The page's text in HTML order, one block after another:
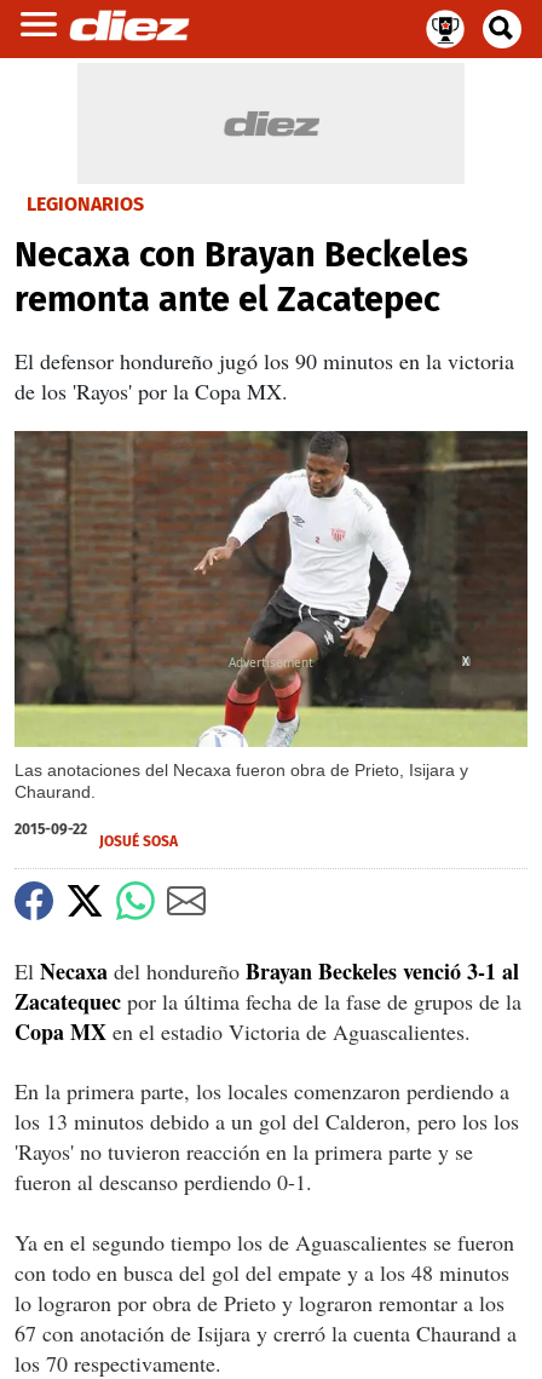
LEGIONARIOS
Necaxa con Brayan Beckeles
remonta ante el Zacatepec
El defensor hondureño jugó los 90 minutos en la victoria
de los 'Rayos' por la Copa MX.
Las anotaciones del Necaxa fueron obra de Prieto, Isijara y
Chaurand.
X
2015-09-22
JOSUÉ SOSA
El Necaxa del hondureño Brayan Beckeles venció 3-1 al
Zacatequec por la última fecha de la fase de grupos de la
Copa MX en el estadio Victoria de Aguascalientes.
En la primera parte, los locales comenzaron perdiendo a
los 13 minutos debido a un gol del Calderon, pero los los
'Rayos' no tuvieron reacción en la primera parte y se
fueron al descanso perdiendo 0-1.
Ya en el segundo tiempo los de Aguascalientes se fueron
con todo en busca del gol del empate y a los 48 minutos
lo lograron por obra de Prieto y lograron remontar a los
67 con anotación de Isijara y crerró la cuenta Chaurand a
los 70 respectivamente.